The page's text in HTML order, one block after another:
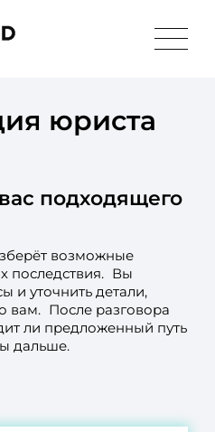
юриста
подходящего
возможные
последствия. Вы
и уточнить детали,
вам. После разговора
ли предложенный путь
дальше.